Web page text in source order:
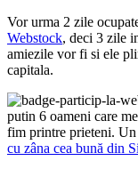
Vor urma 2 zile
Webstock, deci 3 zile
amiezile vor fi si ele
capitala.
putin 6 oameni care
fim printre prieteni. Un
cu zâna cea bună din